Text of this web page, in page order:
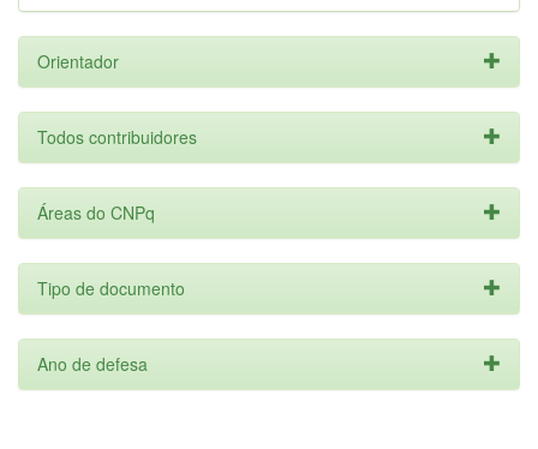
Orientador
Todos contribuidores
Áreas do CNPq
Tipo de documento
Ano de defesa